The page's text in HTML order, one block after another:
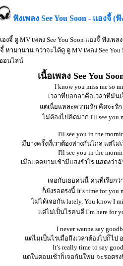
ฟังเพลง See You Soon - แองจี้ (ฟั
องจี้ ดู MV เพลง See You Soon แองจี้ ฟังเพ
จี้ หามานาน กว่าจะได้ดู ดู MV เพลง See
อนไลน์
เนื้อเพลง See You
I know you miss me so
เวลาที่บอกลาคือเวลาที่มัน
แต่เนี่ยแหละความรัก คิดจะรั
ไม่ต้องไปคิดมาก I'll see you
I'll see you in the
มีบางครั้งที่เราต้องห่างกันไกล แต่ไม่
I'll see you in the
เมื่อแดดยามเช้ามีแสงรำไร แสดงว่า
เจอกับเธอคนนี้ คนที่เรียกว่
ก็ยังรอตรงนี้ It’s time for you
ไม่ได้เจอกัน lately, You know I
แต่ไม่เป็นไรคนดี I’m here for
I never wanna say
แต่ไม่เป็นไรเมื่อถึงเวลาต้องไปก็ไป
It’s really time to say
แต่ในตอนเช้าก็เจอกันใหม่ จะรอตร